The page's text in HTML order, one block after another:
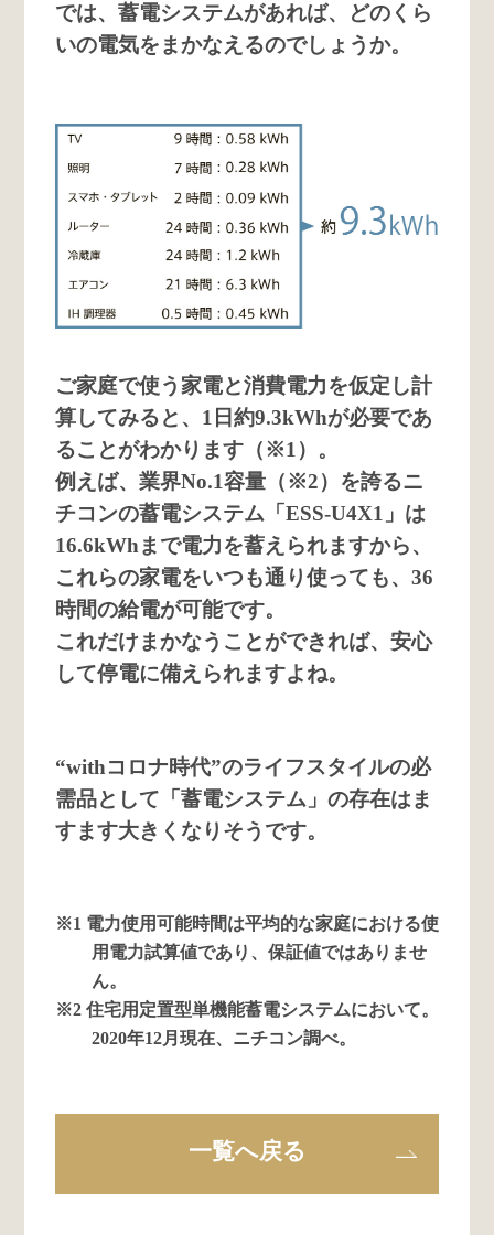
では、蓄電システムがあれば、どのくら
いの電気をまかなえるのでしょうか。
ご家庭で使う家電と消費電力を仮定し計
算してみると、1日約9.3kWhが必要であ
ることがわかります（※1）。
例えば、業界No.1容量（※2）を誇るニ
チコンの蓄電システム「ESS-U4X1」は
16.6kWhまで電力を蓄えられますから、
これらの家電をいつも通り使っても、36
時間の給電が可能です。
これだけまかなうことができれば、安心
して停電に備えられますよね。
“withコロナ時代”のライフスタイルの必
需品として「蓄電システム」の存在はま
すます大きくなりそうです。
※1 電力使用可能時間は平均的な家庭における使
用電力試算値であり、保証値ではありませ
ん。
※2 住宅用定置型単機能蓄電システムにおいて。
2020年12月現在、ニチコン調べ。
一覧へ戻る